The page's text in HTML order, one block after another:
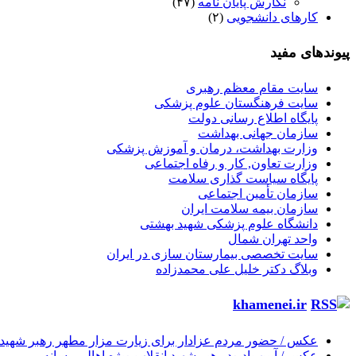
کارهای دانشجویی (۲)
پیوندهای مفید
سایت مقام معظم رهبری
سایت فرهنگستان علوم پزشکی
پایگاه اطلاع رسانی دولت
سازمان جهانی بهداشت
وزارت بهداشت، درمان و آموزش پزشکی
وزارت تعاون, کار و رفاه اجتماعی
پایگاه سیاست گذاری سلامت
سازمان تأمین اجتماعی
سازمان بیمه سلامت ایران
دانشگاه علوم پزشکی شهید بهشتی
واحد تهران شمال
سایت تخصصی بیمارستان سازی در ایران
وبلاگ دکتر خلیل علی محمدزاده
khamenei.ir
عکس / حضور مردم عزادار برای زیارت مزار مطهر رهبر شهید